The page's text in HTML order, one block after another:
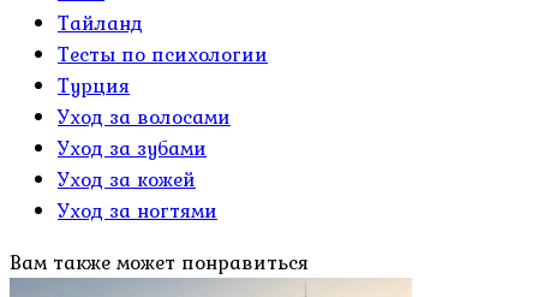
Тайланд
Тесты по психологии
Турция
Уход за волосами
Уход за зубами
Уход за кожей
Уход за ногтями
Вам также может понравиться